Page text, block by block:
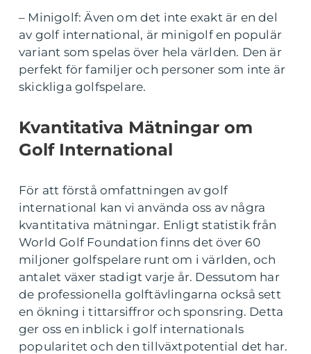
– Minigolf: Även om det inte exakt är en del
av golf international, är minigolf en populär
variant som spelas över hela världen. Den är
perfekt för familjer och personer som inte är
skickliga golfspelare.
Kvantitativa Mätningar om
Golf International
För att förstå omfattningen av golf
international kan vi använda oss av några
kvantitativa mätningar. Enligt statistik från
World Golf Foundation finns det över 60
miljoner golfspelare runt om i världen, och
antalet växer stadigt varje år. Dessutom har
de professionella golftävlingarna också sett
en ökning i tittarsiffror och sponsring. Detta
ger oss en inblick i golf internationals
popularitet och den tillväxtpotential det har.